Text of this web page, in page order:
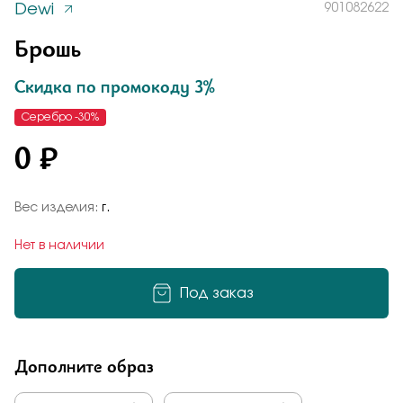
Dewi 901082622
Брошь
Скидка по промокоду 3%
Серебро -30%
0 ₽
Вес изделия: г.
Нет в наличии
Под заказ
Дополните образ
Брошь из серебра 925 пробы
Общая оценка
Отзыв
политики конфиденциальности
Заказать
Подтверждаю, что я ознакомлен и согласен с условиями
политики конфиденциальности